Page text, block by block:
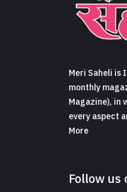
Meri Saheli is
monthly
Magazine), in
every aspect
More
Follow us